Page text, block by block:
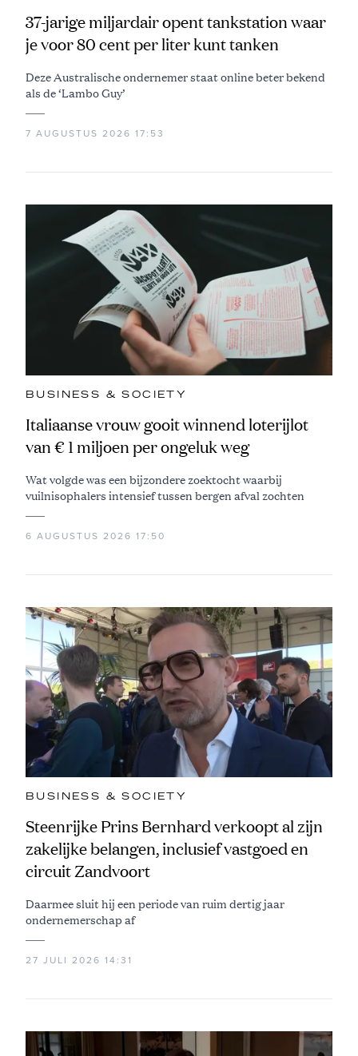
37-jarige miljardair opent tankstation waar
je voor 80 cent per liter kunt tanken
Deze Australische ondernemer staat online beter bekend
als de ‘Lambo Guy’
7 AUGUSTUS 2026 17:53
BUSINESS & SOCIETY
Italiaanse vrouw gooit winnend loterijlot
van € 1 miljoen per ongeluk weg
Wat volgde was een bijzondere zoektocht waarbij
vuilnisophalers intensief tussen bergen afval zochten
6 AUGUSTUS 2026 17:50
BUSINESS & SOCIETY
Steenrijke Prins Bernhard verkoopt al zijn
zakelijke belangen, inclusief vastgoed en
circuit Zandvoort
Daarmee sluit hij een periode van ruim dertig jaar
ondernemerschap af
27 JULI 2026 14:31